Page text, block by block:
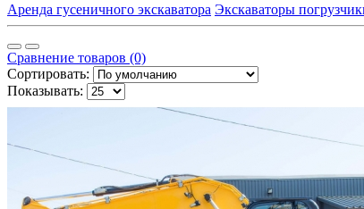
Аренда гусеничного экскаватора Экскаваторы
Сравнение товаров (0)
Сортировать:
Показывать: